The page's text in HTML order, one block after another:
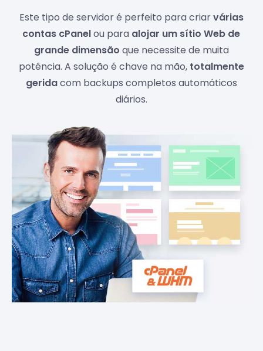
Este tipo de servidor é perfeito para criarvárias
contas cPanelou para alojar um sítio Web de
grande dimensão que necessite de muita
potência. A solução é chave na mão, totalmente
geridacom backups completos automáticos
diários.